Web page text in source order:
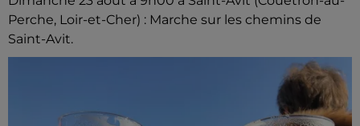
Perche, Loir-et-Cher) : Marche sur les chemins de
Saint-Avit.